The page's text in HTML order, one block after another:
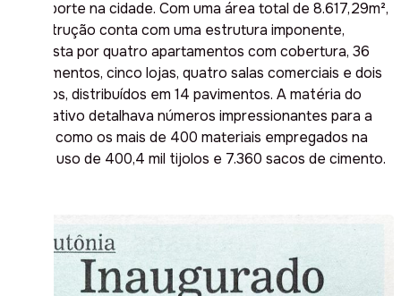
deste porte na cidade. Com uma área total de 8.617,29m²,
a construção conta com uma estrutura imponente,
composta por quatro apartamentos com cobertura, 36
apartamentos, cinco lojas, quatro salas comerciais e dois
subsolos, distribuídos em 14 pavimentos. A matéria do
Informativo detalhava números impressionantes para a
época, como os mais de 400 materiais empregados na
obra, o uso de 400,4 mil tijolos e 7.360 sacos de cimento.